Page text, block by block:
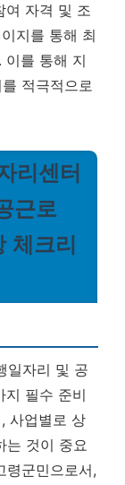
여 자격 및 조
지를 통해 최
이를 통해 지
적극적으로
리센터
근로
체크리
일자리 및 공
지 필수 준비
사업별로 상
는 것이 중요
령군민으로서,